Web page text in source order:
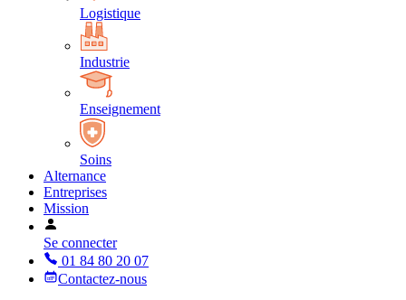
Logistique
Industrie
Enseignement
Soins
Alternance
Entreprises
Mission
Se connecter
01 84 80 20 07
Contactez-nous